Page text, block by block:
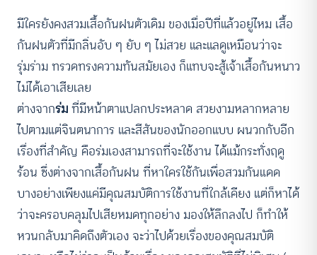
มีใครยังคงสวมเสื้อกันฝนตัวเดิม ของเมื่อปีที่แล้วอยู่ไหม เสื้อ
กันฝนตัวที่มีกลิ่นอับ ๆ ยับ ๆ ไม่สวย และแลดูเหมือนว่าจะ
รุ่มร่าม ทรวดทรงความทันสมัยเอง ก็แทบจะสู้เจ้าเสื้อกันหนาว
ไม่ได้เอาเสียเลย
ต่างจากร่มที่มีหน้าตาแปลกประหลาด สวยงามหลากหลาย
ไปตามแต่จินตนาการ และสีสันของนักออกแบบ ผนวกกับอีก
เรื่องที่สำคัญ คือร่มเองสามารถที่จะใช้งาน ได้แม้กระทั่งฤดู
ร้อน ซึ่งต่างจากเสื้อกันฝน ที่หาใครใช้กันเพื่อสวมกันแดด
บางอย่างเพียงแค่มีคุณสมบัติการใช้งานที่ใกล้เคียง แต่ก็หาได้
ว่าจะครอบคลุมไปเสียหมดทุกอย่าง มองให้ลึกลงไป ก็ทำให้
หวนกลับมาคิดถึงตัวเอง จะว่าไปด้วยเรื่องของคุณสมบัติ